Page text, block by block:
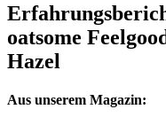
oatsome
Hazel
Aus unserem Magazin: